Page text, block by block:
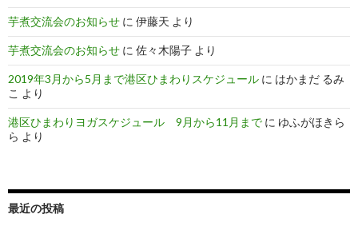
芋煮交流会のお知らせ に 伊藤天 より
芋煮交流会のお知らせ に 佐々木陽子 より
2019年3月から5月まで港区ひまわりスケジュール に はかまだ るみ
こ より
港区ひまわりヨガスケジュール 9月から11月まで に ゆふがほきら
ら より
最近の投稿